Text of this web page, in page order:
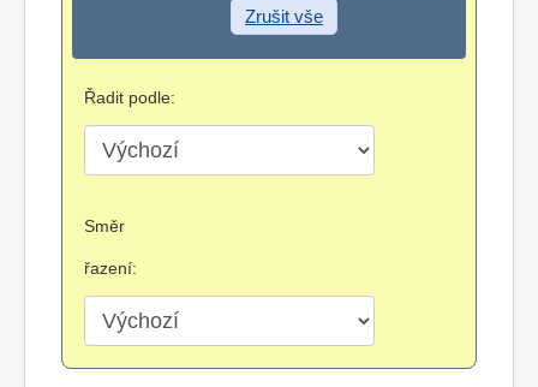
Zrušit vše
Řadit podle:
Směr
řazení: